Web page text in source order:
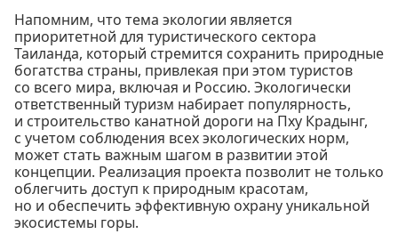
Напомним, что тема экологии является
приоритетной для туристического сектора
Таиланда, который стремится сохранить природные
богатства страны, привлекая при этом туристов
со всего мира, включая и Россию. Экологически
ответственный туризм набирает популярность,
и строительство канатной дороги на Пху Крадынг,
с учетом соблюдения всех экологических норм,
может стать важным шагом в развитии этой
концепции. Реализация проекта позволит не только
облегчить доступ к природным красотам,
но и обеспечить эффективную охрану уникальной
экосистемы горы.